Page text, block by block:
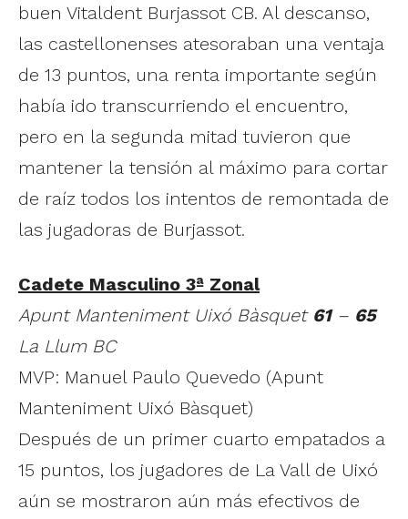
buen Vitaldent Burjassot CB. Al descanso,
las castellonenses atesoraban una ventaja
de 13 puntos, una renta importante según
había ido transcurriendo el encuentro,
pero en la segunda mitad tuvieron que
mantener la tensión al máximo para cortar
de raíz todos los intentos de remontada de
las jugadoras de Burjassot.
Cadete Masculino 3ª Zonal
Apunt Manteniment Uixó Bàsquet 61– 65
La Llum BC
MVP: Manuel Paulo Quevedo (Apunt
Manteniment Uixó Bàsquet)
Después de un primer cuarto empatados a
15 puntos, los jugadores de La Vall de Uixó
aún se mostraron aún más efectivos de